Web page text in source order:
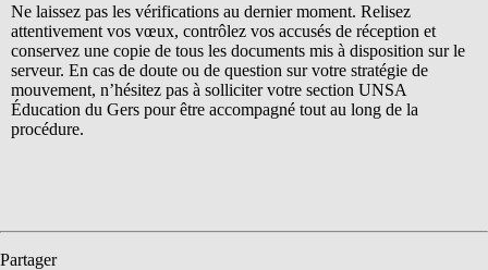
Ne laissez pas les vérifications au dernier moment. Relisez
attentivement vos vœux, contrôlez vos accusés de réception et
conservez une copie de tous les documents mis à disposition sur le
serveur. En cas de doute ou de question sur votre stratégie de
mouvement, n’hésitez pas à solliciter votre section UNSA
Éducation du Gers pour être accompagné tout au long de la
procédure.
Partager